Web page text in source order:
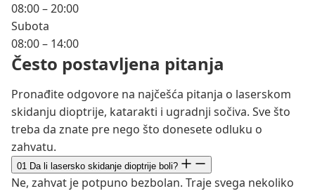
08:00 – 20:00
Subota
08:00 – 14:00
Često postavljena pitanja
Pronađite odgovore na najčešća pitanja o laserskom
skidanju dioptrije, katarakti i ugradnji sočiva. Sve što
treba da znate pre nego što donesete odluku o
zahvatu.
01 Da li lasersko skidanje dioptrije boli?
Ne, zahvat je potpuno bezbolan. Traje svega nekoliko